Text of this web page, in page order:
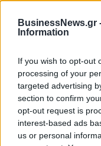
BusinessNews.gr
Information
If you wish to opt-out
processing of your
targeted advertising
section to confirm
opt-out request is
interest-based ads
us or personal
ΡΟΗ
Ειδικό Χωροταξικό
Στρατηγικό
ανάπτυξη
07/08/2026 - 10:43
ΣΤΑΣΥ: 29,4 χλμ.
της Αθήνας - Στο